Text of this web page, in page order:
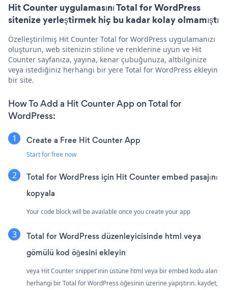
Hit Counter uygulamasını Total for WordPress
sitenize yerleştirmek hiç bu kadar kolay olmamıştı
Özelleştirilmiş Hit Counter Total for WordPress uygulamanızı
oluşturun, web sitenizin stiline ve renklerine uyun ve Hit
Counter sayfanıza, yayına, kenar çubuğunuza, altbilginize
veya istediğiniz herhangi bir yere Total for WordPress ekleyin
bir site.
How To Add a Hit Counter App on Total for
WordPress:
Create a Free Hit Counter App
Start for free now
Total for WordPress için Hit Counter embed pasajını
kopyala
Your code block will be available once you create your app
Total for WordPress düzenleyicisinde html veya
gömülü kod öğesini ekleyin
veya Hit Counter snippet'inin üstüne html veya bir embed kodu alan
herhangi bir Total for WordPress öğesinin üzerine yapıştırın. kaydet,